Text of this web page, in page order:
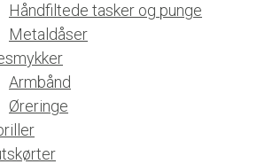
Håndfiltede tasker og punge
Metaldåser
Armbånd
Øreringe